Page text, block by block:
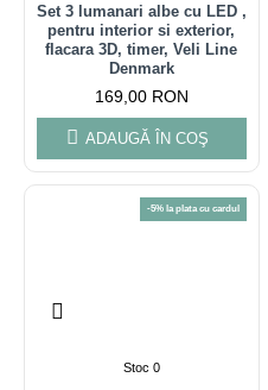
Set 3 lumanari albe cu LED ,
pentru interior si exterior,
flacara 3D, timer, Veli Line
Denmark
169,00 RON
ADAUGĂ ÎN COŞ
-5% la plata cu cardul
Stoc 0